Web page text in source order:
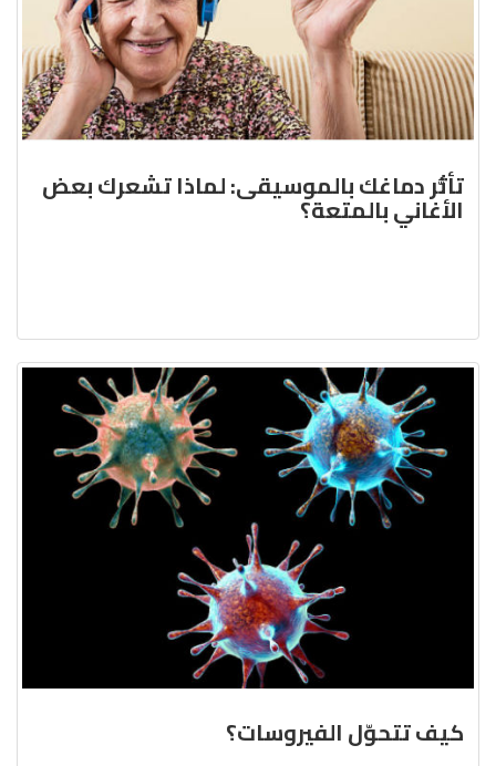
تأثُّر دماغك بالموسيقى: لماذا تشعرك بعض
الأغاني بالمتعة؟
كيف تتحوّل الفيروسات؟